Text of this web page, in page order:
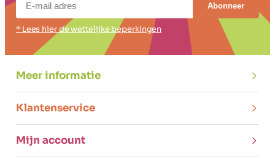
Abonneer
* Lees hier de wettelijke beperkingen
Meer informatie
Klantenservice
Mijn account